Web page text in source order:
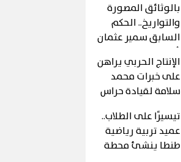
بالوثائق المصورة
والتواريخ.. الحكم
السابق سمير عثمان
يُزيف التاريخ ويمنح
"أكاديمية وليد
شعبان" لـ عصام عبد
الفتاح!
الإنتاج الحربي يراهن
على خبرات محمد
سلامة لقيادة حراس
تيسيرًا على الطلاب..
عميد تربية رياضية
طنطا ينشئ محطة